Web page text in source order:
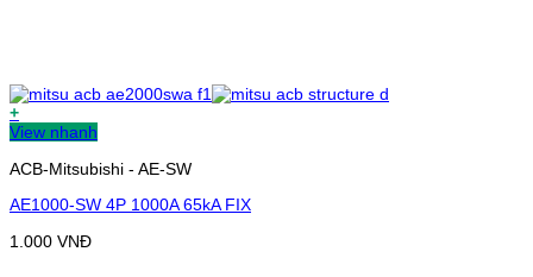
+
View nhanh
ACB-Mitsubishi - AE-SW
AE1000-SW 4P 1000A 65kA FIX
1.000 VNĐ